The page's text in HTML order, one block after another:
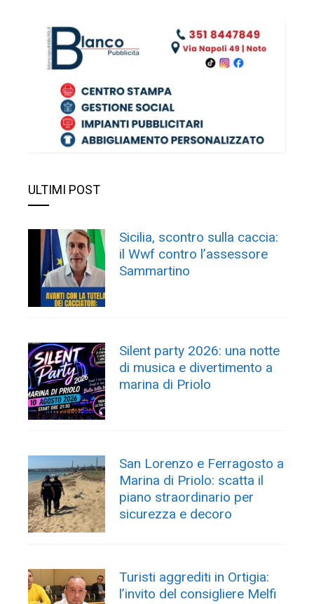
ULTIMI POST
Sicilia, scontro sulla caccia:
il Wwf contro l’assessore
Sammartino
Silent party 2026: una notte
di musica e divertimento a
marina di Priolo
San Lorenzo e Ferragosto a
Marina di Priolo: scatta il
piano straordinario per
sicurezza e decoro
Turisti aggrediti in Ortigia:
l’invito del consigliere Melfi